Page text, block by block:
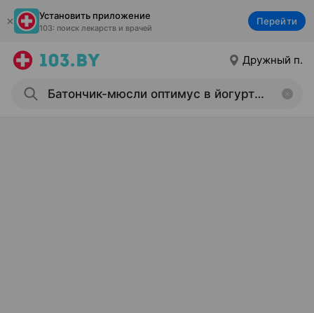
Установить приложение
103: поиск лекарств и врачей
Перейти
Дружный п.